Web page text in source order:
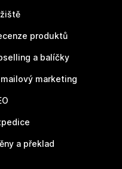
produktů
a balíčky
marketing
a překlad